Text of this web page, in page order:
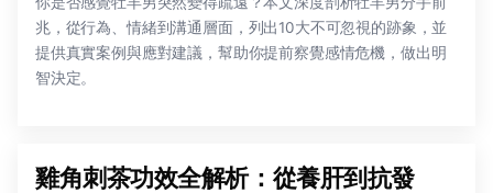
兆，從行為、情緒到溝通層面，列出10大不可忽視的跡象，並
提供真實案例與應對建議，幫助你提前察覺感情危機，做出明
智決定。
雞角刺茶功效全解析：從養肝到抗發